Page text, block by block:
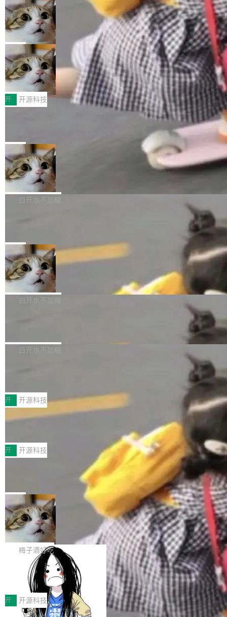
现实 过去两年，CIO们的焦虑清单上多了两项：
一是如何让大模型和智能体应用安全地从PoC走
向生产，二是如何让测试团队跟得上AI应用...
设置，如果用布尔值 + 可空字段来表示——bool
ean 表示是否可切换，nullable 的默认模式、浅
色方案、深色方案——会产生大量无意义的组
合。方案缺了、配置冲突了、全 null 了。要知道
哪些组合有效，作者说，你得靠"文档、校验、或
者部落知识"。 换个写法。Rust 的 enum，两个
变体：Switchable...
个"AI 知识库 + 聊天机器人"——每个大厂都在
做，没什么新鲜的。 但 Kenton Varda 在 Twitte
r 上把事情说清楚了： 今天我们发布了 Cloudfla
re OS，一个带连接器的聊天机器人，跟其他所
有科技公司做的一样。只不过，实际上它不一
样。这是 Sandstorm.io 的重制版，我十年前的
那个创业公司。不同的是，这次它构建在 Cloudf
lare Workers 上——我花了九年时间搭建的平台
——并且深度集成了 AI。这基本上是我十年秘密
Deno 团队开源 Celld，可自托管的分
布式 Durable Objects
Ryan Dahl 领导的 Deno 团队推出了最新开源项
目 Celld，一个能在自己机器上运行 Cloudflare
Workers 和 Durable Objects 的守护进程。 设
计思路很直接：每个对象是一个独立的 SQLite
数据库，按名称寻址，复制到你自己的 S3 兼容
存储库里。节点之间只通过这个存储库协调——
没有控制平面，没有共识协议。每个对象自带一
个小型数据库，应用天然按分片构建，单个数据
库的竞争和爆炸半径问题在设计层面就被消除
了。 闲置的 cell 会休眠到几乎不占资源。当 cel
l 迁移或唤醒时，新宿主从 S3 恢复 SQLite 数据
库继续执行。存储库是持久化的唯一真相...
局
鲁大师7月新机性能/流畅/AI榜：vivo夺
性能、流畅双第一，三星Galaxy Z系列
新折叠缺席
2026年7月的手机市场，由于存储等硬件成本暴
增，手机厂商的日子也不好过啊，新机速度明显
放缓，因此硝烟味淡了许多。新机参数规格除开
高价的三星折叠（三星Galaxy Z Fold8 Ultra / Z
Fold8 / Z Flip8）外，其余要么是中低端机器，
例如iQOO Z11i、REDMI Note 17、REDMI No
te 17 Pro、OPPO K15，要么是vivo X300 E这
样的次旗舰。 Galaxy Z Fold8 Ultra / Z Fold8 /
Z Flip8三款折叠屏新机均在7月22日发布，且全
部搭载骁龙8 Elite Gen5 for Galaxy，它们本该
开 开源科技
Zed 编辑器团队发布了新项目——DeltaDB，一
个在 git commit 之间记录每一次编辑操作的版
本控制系统。目前处于 Early Access 阶段。 De
ltaDB 的核心思路直接写在 landing page 最显
眼的位置：「Software is made between com
mits」——软件是在 commit 之间写出来的。git
是把这段空隙补上。 回退到任何一次编辑：Delt
aDB 捕获 commit 之间的每一次操作，...
局
SpaceXAI 单季资本开支达 183 亿美元
根据风险投资人Tomer Tunguz 博客（VC 分
析）披露的最新分析与第二季度业绩报告，Spac
微软同期总资本开支的四成。 与亚马逊、Alpha
bet、微软以及 Meta 等传统科技巨头相比，Spa
ceXAI的资金消耗速度尤为引人瞩目。然而，支
撑庞大支出的资金来源却呈现出截然不同的面
貌。数据显示，微软和 Meta 主要依托充沛的经
白开水不加糖
一个在终端里运行的编程 agent；Muse Spark
1.2，驱动这个 agent 的新模型。一句话概括：
你可以用 curl -fsSL https://dev.meta.ai/install.
sh | bash 安装一个能在大项目里自动规划、写
代码、验证结果的 AI 终端工具。 据介绍，Muse
个主 agent 循环，外加一组后台 agent。这些后
局
美团开源 LoHoSearch，用知识图谱校
准 AI 能力认知
机器出题的前提，是让机器拥有全局视野。整个
构建流程可以分为四个环节：建图 → 控制难度
白开水不加糖
库，并将作为transport接入Mooncake TENT。
MPComm将作为一种传输引擎接入Mooncake T
ENT，实现零拷贝传输性能提升30%、非零拷贝
传输性能最高提升5倍。UCL-MPComm底层基
于自研UCL-Engine通信引擎，后续腾讯网平将
持续开源更多基于UCL-Engine的高性能通信组
件。 腾讯网平团队在UCL-MPComm中实现了一
个独立于业务线程的全局通信引擎（Engine），
白开水不加糖
型案例入选名单》，深信服“面向企业研发场景的
开源 AI 编程平台 CoStrict 应用”凭借卓越的技术
创新与落地成效成功入选。 全链路私有化部署，
助力企业AI研发安全落地 当前，越来越多企业已
经开始引入 AI Coding 工具，通过调用公有云模
型或企业内部部署模型提升研发效率。但随着 AI
Coding 从个人辅助工具逐步走向团队级、组织
级应用，企业在规模化落地过程中，对安全性、
可控性和代码质量提出了更高要求。 首先是数据
安全与合规要求。对于大多数普通研发场景，公
有云模型能够满足快速试用和效率提升的需求。
但对于金融、能源、医疗等对数据安全要求较...
开 开源科技
深信服AI算力网关入选工信部人工智能
前不久，工业和信息化部正式发布《2025年人工
智能应用典型案例名单》，集中展示人工智能在
各领域的应用成果，覆盖技术底座、行业赋能、
产品应用、支撑保障、专题等五大方向。深信服
AI算力网关（AI创新平台）成功入选！ 随着各行
各业的Agent走向规模化建设，算力构成形态逐
渐丰富，用户关注的重点也在发生变化：不只是
让AI用起来，还要进一步看清混合算力时代下，
Token花在哪里、算力是否被充分利用，以及持
续增长的AI成本该如何优化。 深信服AI算力网关
正是围绕这些实际问题，从Token治理和成本治
理两个方面，让用户的每一份算力都看得清、管
得住、用得稳、省得下、更安全！ 一、从现在开
始，Token使用一目...
开 开源科技
Jeff Dean 离开 Google：一个时代的结
束，一个实验室的开始
Google 员工编号 20。MapReduce 作者之一。
Bigtable 作者之一。TensorFlow 的作者之一。
Gemini 的架构师。Google 首席科学家。 Jeff D
ean 在 Google 工作了 27 年后，宣布离职。 他
不是一个人走。一同离开的还有 Sanjay Ghema
wat（Google 员工编号 23，Jeff Dean 二十多
年的编程搭档，MapReduce 和 Bigtable 的共同
作者）、Quoc Le（Google 大脑核心成员，Se
q2Seq 和 DocAI 的共同发明人）以及 Oriol Vin
yals（Gemini 联合负责人，AlphaSta...
局
🔥 SolonCode v2026.8.4 发布：界面
字体可调、22 种语言、记忆搜索增强
打开终端就能上岗的全中文编码智能体，这一轮
把「看得清、用母语、记得住」三件事一次补
齐。 SolonCode 是什么 SolonCode 是杭州无
耳科技研发的企业级终端编码智能体——一位全
中文驱动的数字员工，自主理解需求、规划步
骤、编写代码。不挑模型、不挑平台，curl 一行
装完即用。 开源地址：Gitee · GitCode · GitHu
梅子酒好吃
让“代码语义理解”深度释放AI Coding
价值潜能：华为云码道（CodeArts）
代码仓技术解析
一、代码仓深度理解技术的作用与价值 在软件工
程实践中，代码仓是企业核心知识资产的主要载
体。企业级代码仓库通常包含数十万乃至数百万
开 开源科技